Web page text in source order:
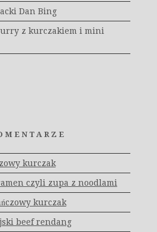
Dan Bing
z kurczakiem i mini
kurczak
czyli zupa z noodlami
kurczak
beef rendang